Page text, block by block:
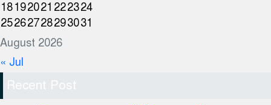
August 2026
18192021 222324
25262728293031
« Jul
Recent Post